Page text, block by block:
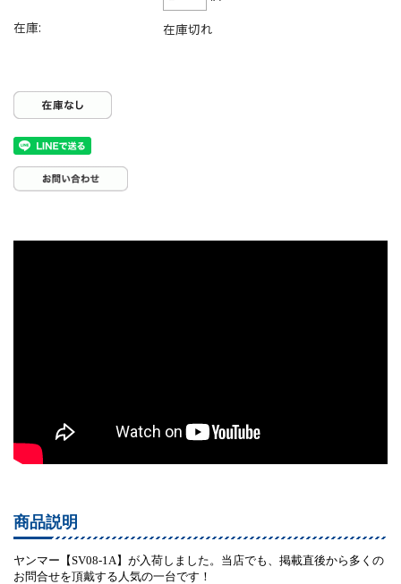
在庫:
在庫切れ
商品説明
ヤンマー【SV08-1A】が入荷しました。当店でも、掲載直後から多くの
お問合せを頂戴する人気の一台です！